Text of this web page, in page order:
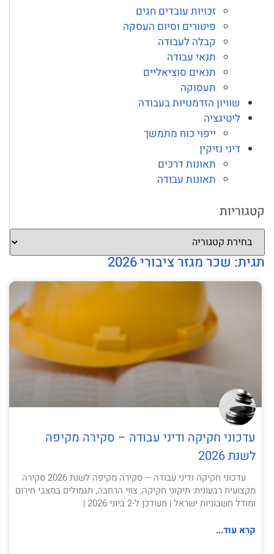
זכויות עובדים חגים
פיטורים וסיום העסקה
קבלה לעבודה
תנאי עבודה
תנאים סוציאליים
תעסוקה
שוויון הזדמנויות בעבודה
ליטיגציה
ייפוי כוח מתמשך
דיני נזיקין
תאונות דרכים
תאונות עבודה
קטגוריות
תגית: שכר מגזר ציבורי 2026
עדכוני חקיקה ודיני עבודה – סקירה מקיפה
לשנת 2026
עדכוני חקיקה ודיני עבודה – סקירה מקיפה לשנת 2026 סקירה
מקצועית רבעונית: תיקוני חקיקה, צווי הרחבה, תגמולים במצבי חירום
ומודל חשבוניות ישראל | מעודכן ל-2 ביוני 2026 |
קרא עוד...